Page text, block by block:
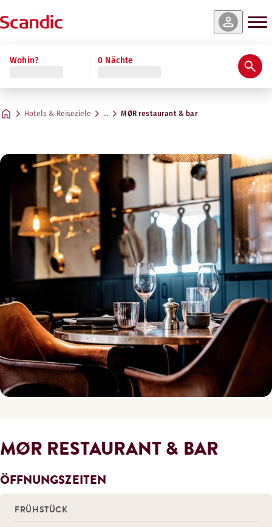
Wohin? 0 Nächte
Hotels & Reiseziele … MØR restaurant & bar
MØR RESTAURANT & BAR
ÖFFNUNGSZEITEN
FRÜHSTÜCK